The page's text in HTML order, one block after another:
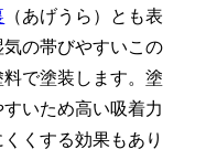
（あげうら）とも表
の帯びやすいこの
で塗装します。塗
いため高い吸着力
くする効果もあり